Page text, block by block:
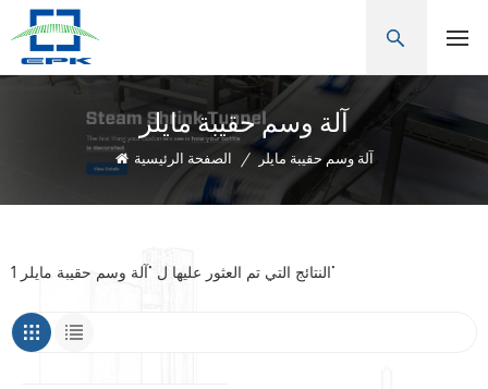
آلة وسم حقيبة مايلر
الصفحة الرئيسية / آلة وسم حقيبة مايلر